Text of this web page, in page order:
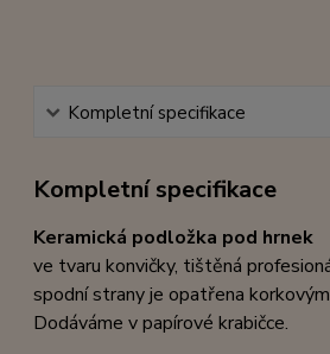
Kompletní specifikace
Kompletní specifikace
Keramická podložka pod hrnek
ve tvaru konvičky, tištěná
spodní strany je opatřena
Dodáváme v papírové krabičce.